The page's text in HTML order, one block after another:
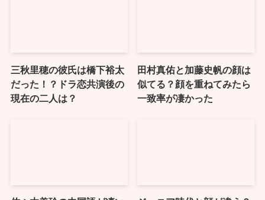
三秋里穂の彼氏は橋下裕太
だった！？ドラ恋共演後の
現在の二人は？
田村真佑と加藤史帆の顔は
似てる？顔を重ねてみたら
一致率が凄かった